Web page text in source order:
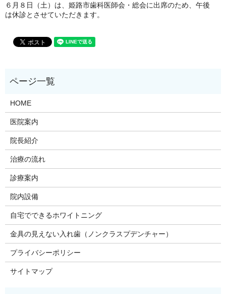
６月８日（土）は、姫路市歯科医師会・総会に出席のため、午後
は休診とさせていただきます。
HOME
医院案内
院長紹介
治療の流れ
診療案内
院内設備
自宅でできるホワイトニング
金具の見えない入れ歯（ノンクラスプデンチャー）
プライバシーポリシー
サイトマップ